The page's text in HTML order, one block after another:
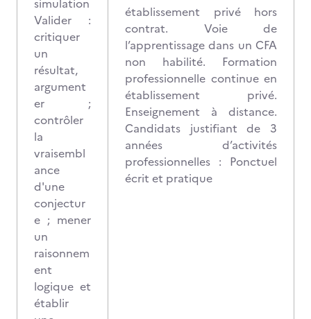
simulation
Valider :
critiquer
un
résultat,
argument
er ;
contrôler
la
vraisembl
ance
d'une
conjectur
e ; mener
un
raisonnem
ent
logique et
établir
établissement privé hors
contrat. Voie de
l’apprentissage dans un CFA
non habilité. Formation
professionnelle continue en
établissement privé.
Enseignement à distance.
Candidats justifiant de 3
années d’activités
professionnelles : Ponctuel
écrit et pratique